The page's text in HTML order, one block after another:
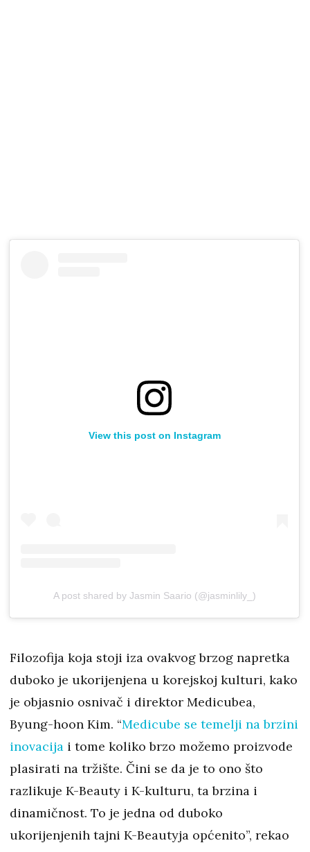
View this post on Instagram
A post shared by Jasmin Saario (@jasminlily_)
Filozofija koja stoji iza ovakvog brzog napretka
duboko je ukorijenjena u korejskoj kulturi, kako
je objasnio osnivač i direktor Medicubea,
Byung-hoon Kim. “Medicube se temelji na brzini
inovacija i tome koliko brzo možemo proizvode
plasirati na tržište. Čini se da je to ono što
razlikuje K-Beauty i K-kulturu, ta brzina i
dinamičnost. To je jedna od duboko
ukorijenjenih tajni K-Beautyja općenito”, rekao